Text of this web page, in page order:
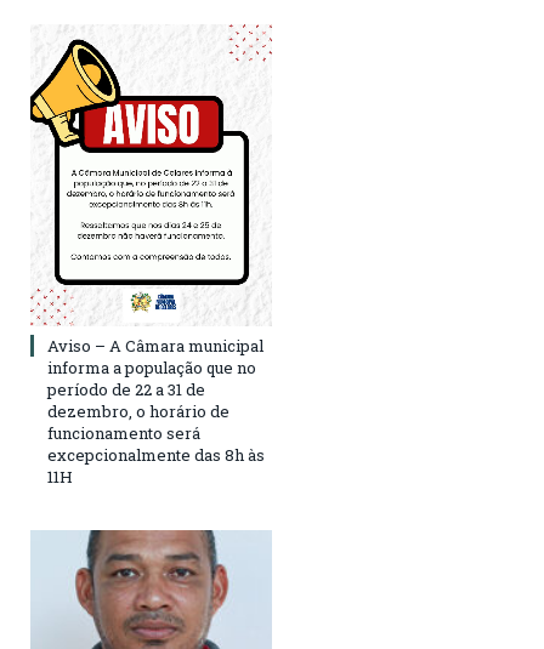
Aviso – A Câmara municipal
informa a população que no
período de 22 a 31 de
dezembro, o horário de
funcionamento será
excepcionalmente das 8h às
11H